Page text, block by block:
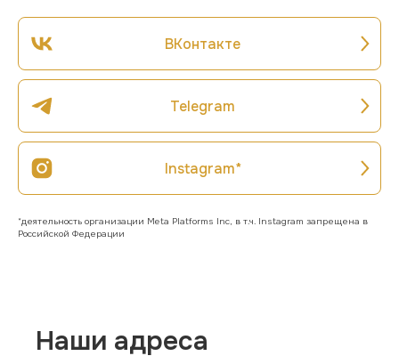
ВКонтакте
Telegram
Instagram*
*деятельность организации Meta Platforms Inc, в т.ч. Instagram запрещена в
Российской Федерации
Наши адреса